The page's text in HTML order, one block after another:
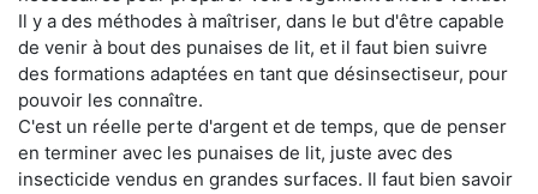
Il y a des méthodes à maîtriser, dans le but d'être capable
de venir à bout des punaises de lit, et il faut bien suivre
des formations adaptées en tant que désinsectiseur, pour
pouvoir les connaître.
C'est un réelle perte d'argent et de temps, que de penser
en terminer avec les punaises de lit, juste avec des
insecticide vendus en grandes surfaces. Il faut bien savoir